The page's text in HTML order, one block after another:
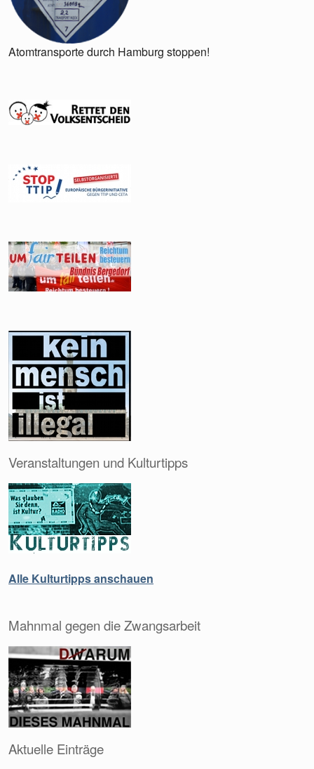
Atomtransporte durch Hamburg stoppen!
Veranstaltungen und Kulturtipps
Alle Kulturtipps anschauen
Mahnmal gegen die Zwangsarbeit
Aktuelle Einträge